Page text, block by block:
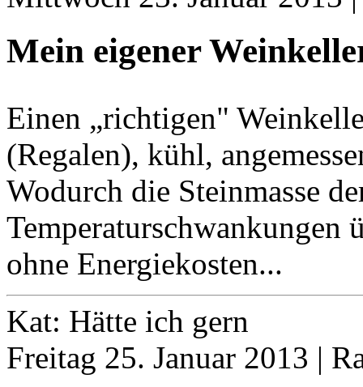
Mein eigener
Einen „richtigen"
(Regalen), kühl,
Wodurch die Steinmasse
Temperaturschwankungen
ohne Energiekosten...
Kat: Hätte ich gern
Freitag 25. Januar 2013 |